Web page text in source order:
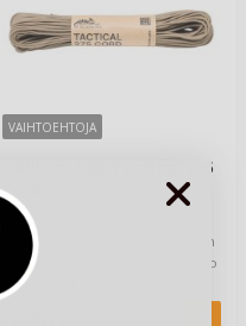
VAIHTOEHTOJA
Helikon-Tex Tactical 275
Cord
Helikon-Tex Tactical 275 Cord on
kevyempi ja ohuempi vaihtoehto
perinteiselle 550 Paracordille.
Vain…